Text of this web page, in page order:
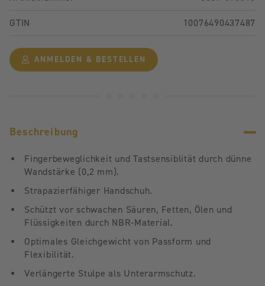
GTIN 10076490437487
ANMELDEN & BESTELLEN
Beschreibung
Fingerbeweglichkeit und Tastsensiblität durch dünne
Wandstärke (0,2 mm).
Strapazierfähiger Handschuh.
Schützt vor schwachen Säuren, Fetten, Ölen und
Flüssigkeiten durch NBR-Material.
Optimales Gleichgewicht von Passform und
Flexibilität.
Verlängerte Stulpe als Unterarmschutz.